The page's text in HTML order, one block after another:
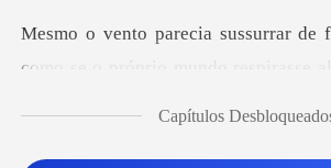
como se o próprio mundo respi
dent
Capítulos